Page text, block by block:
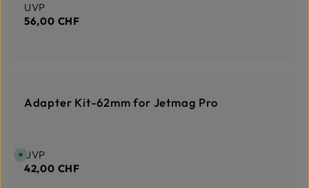
Regulärer Preis:
UVP
56,00 CHF
Adapter Kit-62mm for Jetmag Pro
Regulärer Preis:
S
o
f
UVP
42,00 CHF